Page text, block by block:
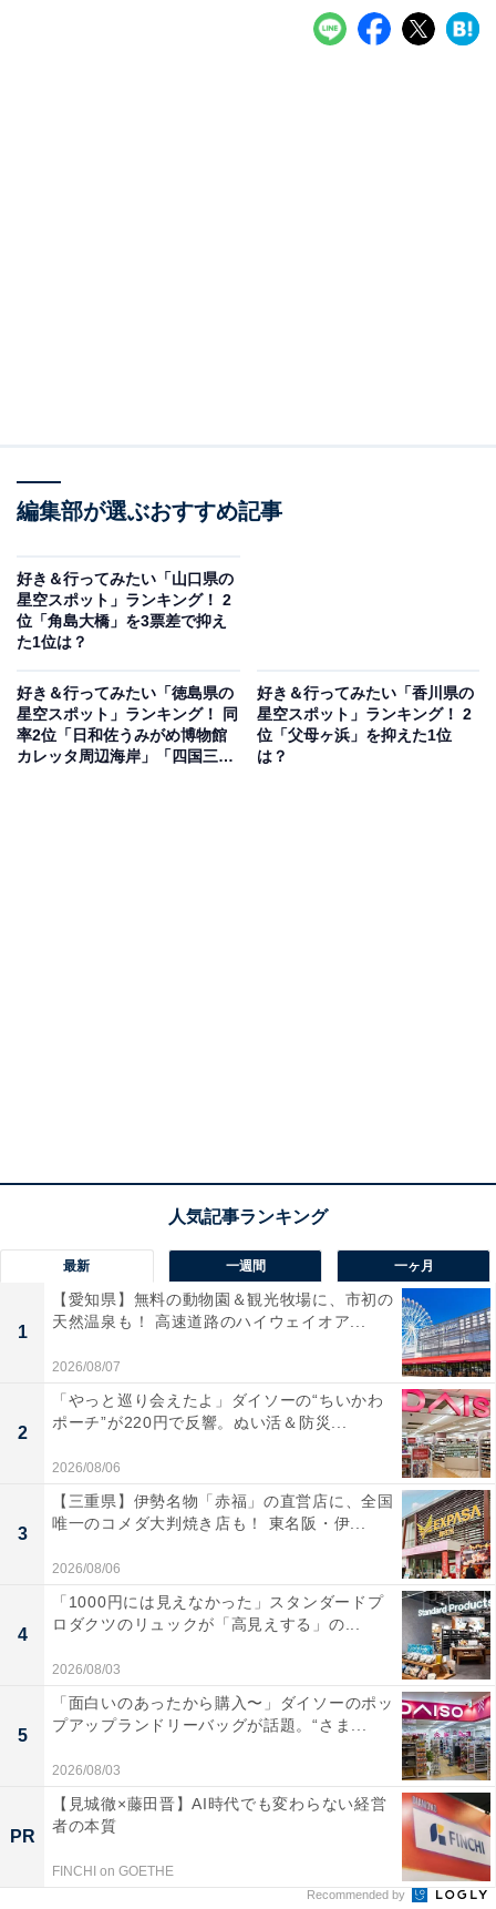
編集部が選ぶおすすめ記事
好き＆行ってみたい「山口県の
星空スポット」ランキング！ 2
位「角島大橋」を3票差で抑え
た1位は？
好き＆行ってみたい「徳島県の
星空スポット」ランキング！ 同
率2位「日和佐うみがめ博物館
カレッタ周辺海岸」「四国三郎
好き＆行ってみたい「香川県の
星空スポット」ランキング！ 2
位「父母ヶ浜」を抑えた1位
は？
最新 一週間 一ヶ月
1
【愛知県】無料の動物園＆観光牧場に、市初の
天然温泉も！ 高速道路のハイウェイオア...
2026/08/07
2
「やっと巡り会えたよ」ダイソーの“ちいかわ
ポーチ”が220円で反響。ぬい活＆防災...
2026/08/06
3
【三重県】伊勢名物「赤福」の直営店に、全国
唯一のコメダ大判焼き店も！ 東名阪・伊...
2026/08/06
4
「1000円には見えなかった」スタンダードプ
ロダクツのリュックが「高見えする」の...
2026/08/03
5
「面白いのあったから購入〜」ダイソーのポッ
プアップランドリーバッグが話題。“さま...
2026/08/03
PR
【見城徹×藤田晋】AI時代でも変わらない経営
者の本質
FINCHI on GOETHE
Recommended by